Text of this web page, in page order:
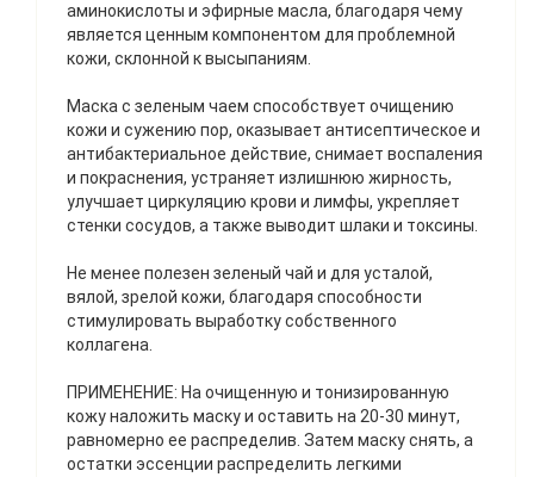
аминокислоты и эфирные масла, благодаря чему
является ценным компонентом для проблемной
кожи, склонной к высыпаниям.
Маска с зеленым чаем способствует очищению
кожи и сужению пор, оказывает антисептическое и
антибактериальное действие, снимает воспаления
и покраснения, устраняет излишнюю жирность,
улучшает циркуляцию крови и лимфы, укрепляет
стенки сосудов, а также выводит шлаки и токсины.
Не менее полезен зеленый чай и для усталой,
вялой, зрелой кожи, благодаря способности
стимулировать выработку собственного
коллагена.
ПРИМЕНЕНИЕ: На очищенную и тонизированную
кожу наложить маску и оставить на 20-30 минут,
равномерно ее распределив. Затем маску снять, а
остатки эссенции распределить легкими